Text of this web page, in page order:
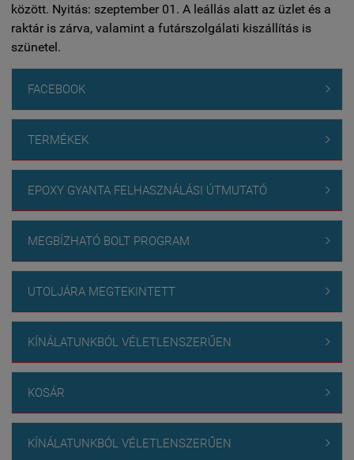
között. Nyitás: szeptember 01. A leállás alatt az üzlet és a
raktár is zárva, valamint a futárszolgálati kiszállítás is
szünetel.
FACEBOOK 
TERMÉKEK 
EPOXY GYANTA FELHASZNÁLÁSI ÚTMUTATÓ 
MEGBÍZHATÓ BOLT PROGRAM 
UTOLJÁRA MEGTEKINTETT 
KÍNÁLATUNKBÓL VÉLETLENSZERŰEN 
KOSÁR 
KÍNÁLATUNKBÓL VÉLETLENSZERŰEN 